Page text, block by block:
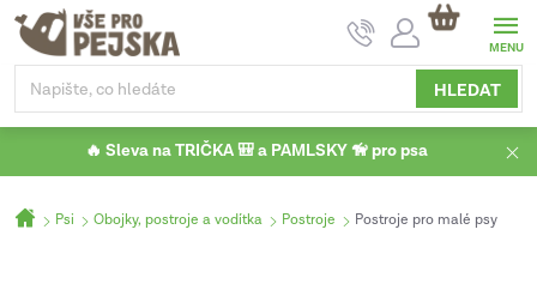
Přejít
obsah
HLEDAT
NÁKUPNÍ
KOŠÍK
🔥 Sleva na TRIČKA 🎒 a PAMLSKY 🦮 pro psa
Domů
Psi Obojky, postroje a vodítka Postroje Postroje pro malé psy